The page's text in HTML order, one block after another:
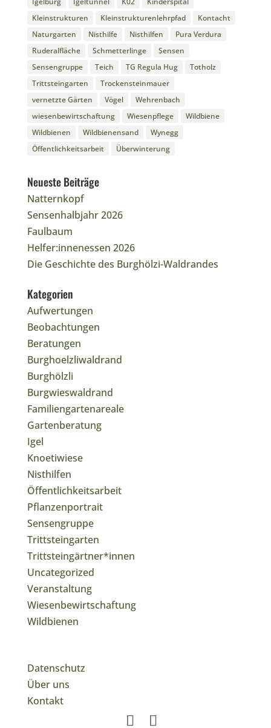
Kleinstrukturen
Kleinstrukturenlehrpfad
Kontacht
Naturgarten
Nisthilfe Nisthilfen
Pura Verdura
Ruderalfläche
Schmetterlinge
Sensen
Sensengruppe
Teich TG Regula Hug
Totholz
Trittsteingarten
Trockensteinmauer
vernetzte Gärten
Vögel
Wehrenbach
wiesenbewirtschaftung
Wiesenpflege
Wildbiene
Wildbienen
Wildbienensand
Wynegg
Öffentlichkeitsarbeit
Überwinterung
Neueste Beiträge
Natternkopf
Sensenhalbjahr 2026
Faulbaum
Helfer:innenessen 2026
Die Geschichte des Burghölzi-Waldrandes
Kategorien
Aufwertungen
Beobachtungen
Beratungen
Burghoelzliwaldrand
Burghölzli
Burgwieswaldrand
Familiengartenareale
Gartenberatung
Igel
Knoetiwiese
Nisthilfen
Öffentlichkeitsarbeit
Pflanzenportrait
Sensengruppe
Trittsteingarten
Trittsteingärtner*innen
Uncategorized
Veranstaltung
Wiesenbewirtschaftung
Wildbienen
Datenschutz
Über uns
Kontakt